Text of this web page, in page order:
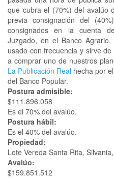
que cubra el (70%) del avalúo
previa consignación del
consignados en la cuenta
Juzgado, en el Banco
usado con frecuencia y sirve
a comprar uno de nuestros
La Publicación Real hecha por
del Banco Popular.
Postura admisible:
$111.896.058
Es el 70% del avalúo.
Postura hábil:
Es el 40% del avalúo.
Propiedad:
Lote Vereda Santa Rita,
Avalúo:
$159.851.512